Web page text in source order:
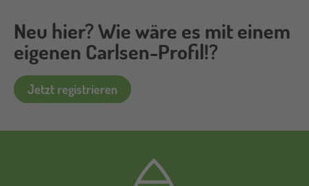
Neu hier? Wie wäre es mit einem
eigenen Carlsen-Profil!?
Jetzt registrieren